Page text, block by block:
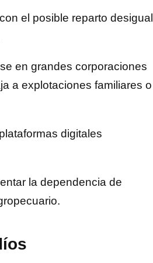
el posible reparto desigual
en grandes corporaciones
a explotaciones familiares o
digitales
la dependencia de